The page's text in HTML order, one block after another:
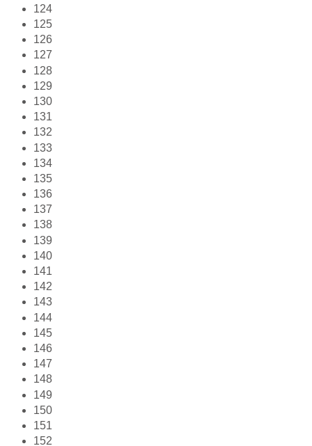
124
125
126
127
128
129
130
131
132
133
134
135
136
137
138
139
140
141
142
143
144
145
146
147
148
149
150
151
152